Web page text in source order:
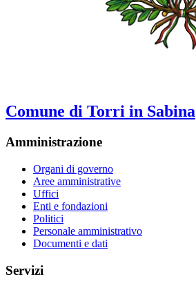
Comune di Torri in Sabina
Amministrazione
Organi di governo
Aree amministrative
Uffici
Enti e fondazioni
Politici
Personale amministrativo
Documenti e dati
Servizi